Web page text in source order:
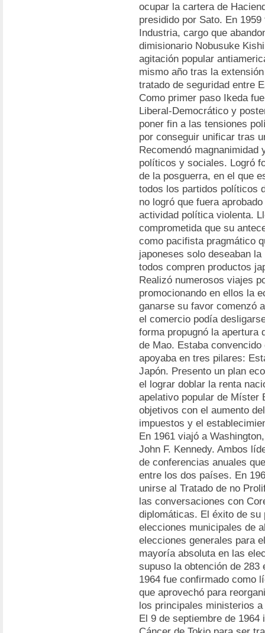
ocupar la cartera de
presidido por Sato. En
Industria, cargo que
dimisionario Nobusuke
agitación popular
mismo año tras la
tratado de seguridad entre
Como primer paso Ikeda
Liberal-Democrático y
poner fin a las tensiones
por conseguir unificar tras
Recomendó
políticos y sociales. Logró
de la posguerra, en el que
todos los partidos políticos
no logró que fuera
actividad política violenta.
comprometida que su
como pacifista pragmático
japoneses solo deseaban
todos compren productos
Realizó numerosos viajes
promocionando en ellos la
ganarse su favor comenzó
el comercio podía
forma propugnó la apertura
de Mao. Estaba
apoyaba en tres pilares:
Japón. Presento un plan
el lograr doblar la renta
apelativo popular de Míster
objetivos con el aumento
impuestos y el
En 1961 viajó a
John F. Kennedy. Ambos
de conferencias anuales
entre los dos países. En
unirse al Tratado de no
las conversaciones con
diplomáticas. El éxito de
elecciones municipales de
elecciones generales para
mayoría absoluta en las
supuso la obtención de 283
1964 fue confirmado como
que aprovechó para
los principales ministerios
El 9 de septiembre de